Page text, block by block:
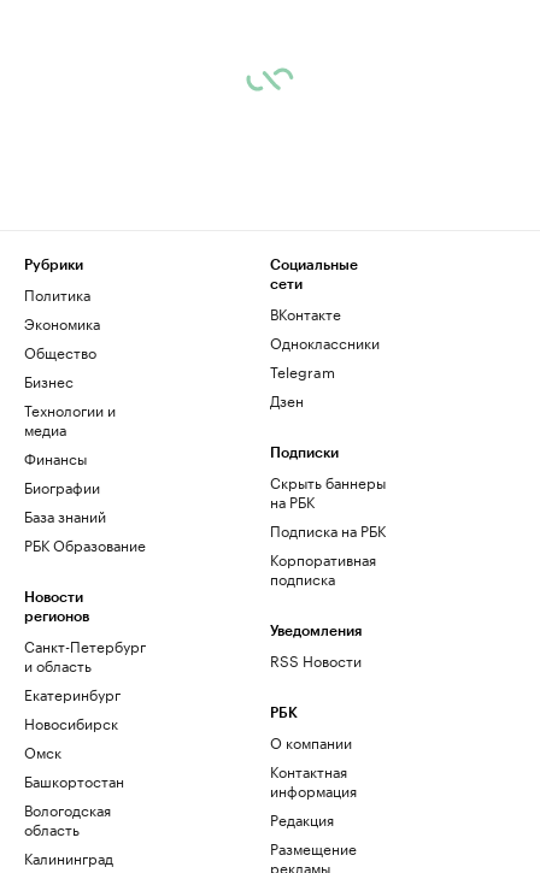
Рубрики
Политика
Экономика
Общество
Бизнес
Технологии и
медиа
Финансы
Биографии
База знаний
РБК Образование
Новости
регионов
Санкт-Петербург
и область
Екатеринбург
Новосибирск
Омск
Башкортостан
Вологодская
область
Калининград
Социальные
сети
ВКонтакте
Одноклассники
Telegram
Дзен
Подписки
Скрыть баннеры
на РБК
Подписка на РБК
Корпоративная
подписка
Уведомления
RSS Новости
РБК
О компании
Контактная
информация
Редакция
Размещение
рекламы